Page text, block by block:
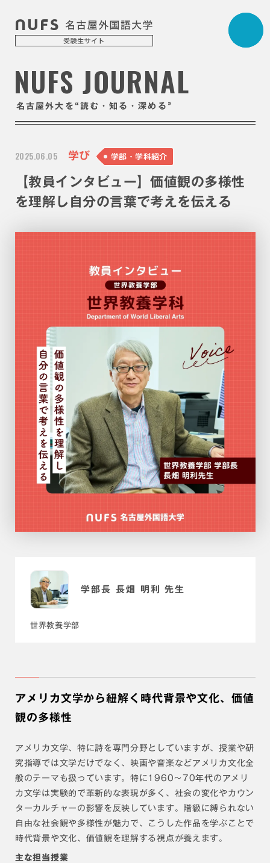
名古屋外大を “ 読む・知る・深める ”
NUFS JOURNAL
2025.06.05 学び 学部・学科紹介
【教員インタビュー】価値観の多様性
を理解し自分の言葉で考えを伝える
学部長 長畑 明利 先生
世界教養学部
アメリカ文学から紐解く時代背景や文化、価値
観の多様性
アメリカ文学、特に詩を専門分野としていますが、授業や研
究指導では文学だけでなく、映画や音楽などアメリカ文化全
般のテーマも扱っています。特に1960〜70年代のアメリ
カ文学は実験的で革新的な表現が多く、社会の変化やカウン
ターカルチャーの影響を反映しています。階級に縛られない
自由な社会観や多様性が魅力で、こうした作品を学ぶことで
時代背景や文化、価値観を理解する視点が養えます。
主な担当授業